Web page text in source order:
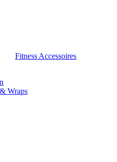
Fitness Accessoires
Wraps